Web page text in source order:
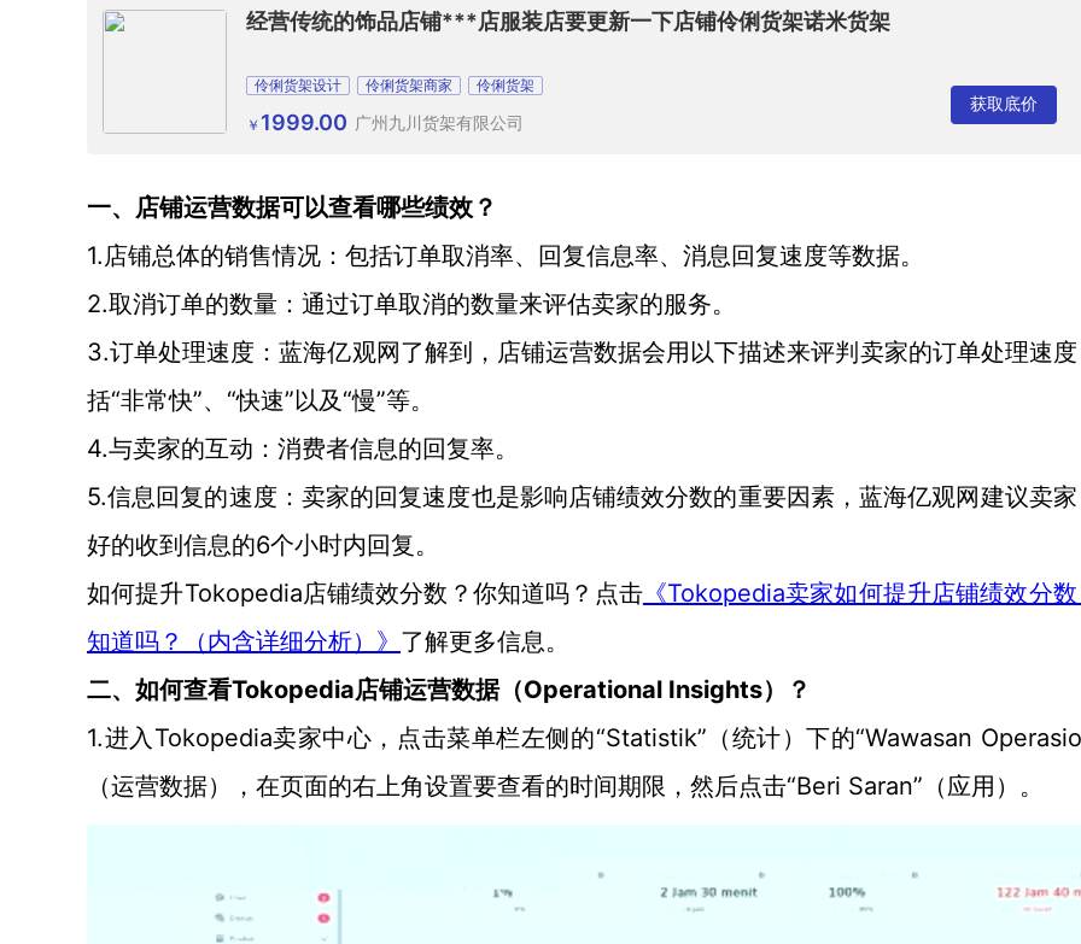
经营传统的饰品店铺***店服装店要更新一下店铺伶俐货架诺米货架
伶俐货架设计 伶俐货架商家 伶俐货架
￥ 1999.00 广州九川货架有限公司
获取底价
一、店铺运营数据可以查看哪些绩效？
1.店铺总体的销售情况：包括订单取消率、回复信息率、消息回复速度等数据。
2.取消订单的数量：通过订单取消的数量来评估卖家的服务。
3.订单处理速度：蓝海亿观网了解到，店铺运营数据会用以下描述来评判卖家的订单处理速
括“非常快”、“快速”以及“慢”等。
4.与卖家的互动：消费者信息的回复率。
5.信息回复的速度：卖家的回复速度也是影响店铺绩效分数的重要因素，蓝海亿观网建议卖
好的收到信息的6个小时内回复。
如何提升Tokopedia店铺绩效分数？你知道吗？点击《Tokopedia卖家如何提升店铺绩效分
知道吗？（内含详细分析）》 了解更多信息。
二、如何查看Tokopedia店铺运营数据（Operational Insights）？
1.进入Tokopedia卖家中心，点击菜单栏左侧的“Statistik”（统计）下的“Wawasan
（运营数据），在页面的右上角设置要查看的时间期限，然后点击“Beri Saran”（应用）。